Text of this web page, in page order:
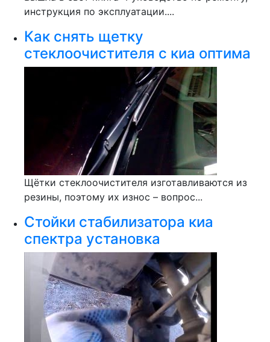
инструкция по эксплуатации....
Как снять щетку
стеклоочистителя с киа оптима
Щётки стеклоочистителя изготавливаются из
резины, поэтому их износ – вопрос...
Стойки стабилизатора киа
спектра установка